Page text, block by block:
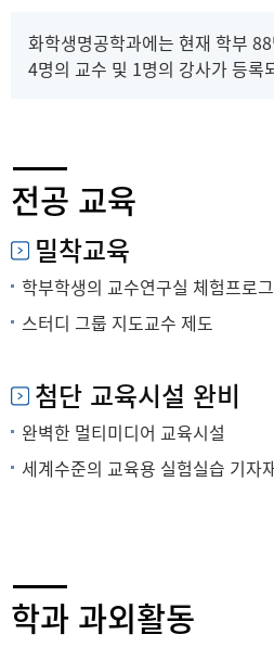
화학생명공학과에는 현재 학부
4명의 교수 및 1명의 강사가 등록
전공 교육
밀착교육
학부학생의 교수연구실 체험프로
스터디 그룹 지도교수 제도
첨단 교육시설 완비
완벽한 멀티미디어 교육시설
세계수준의 교육용 실험실습 기자
학과 과외활동